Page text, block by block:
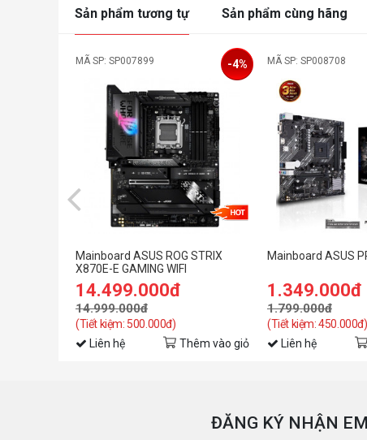
Sản phẩm tương tự Sản phẩm cùng hãng
MÃ SP: SP007899
Mainboard ASUS ROG STRIX
X870E-E GAMING WIFI
14.499.000đ
14.999.000đ
(Tiết kiệm: 500.000đ)
-4%
Liên hệ Thêm vào giỏ
MÃ SP: SP008708
Mainboard ASUS
1.349.000đ
1.799.000đ
(Tiết kiệm: 450.000đ)
Liên hệ
ĐĂNG KÝ NHẬN